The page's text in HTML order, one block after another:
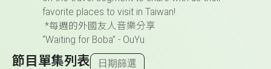
favorite places to visit in Taiwan!
*每週的外國友人音樂分享
“Waiting for Boba” - OuYu
節目單集列表 日期篩選